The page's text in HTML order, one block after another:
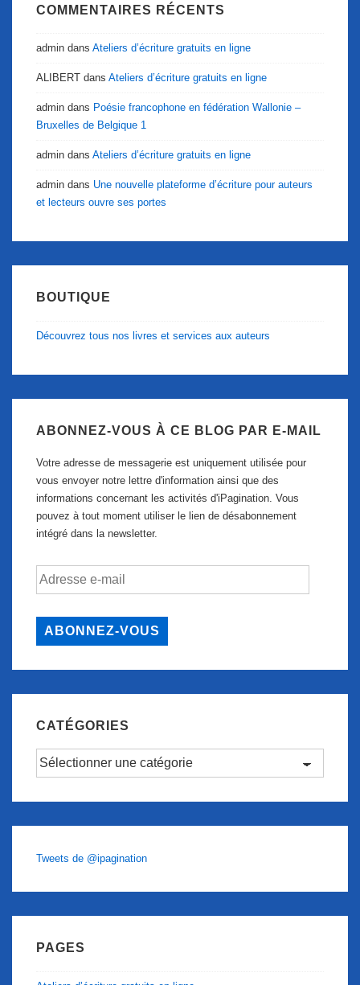
COMMENTAIRES RÉCENTS
admin dans Ateliers d’écriture gratuits en ligne
ALIBERT dans Ateliers d’écriture gratuits en ligne
admin dans Poésie francophone en fédération Wallonie –
Bruxelles de Belgique 1
admin dans Ateliers d’écriture gratuits en ligne
admin dans Une nouvelle plateforme d’écriture pour auteurs
et lecteurs ouvre ses portes
BOUTIQUE
Découvrez tous nos livres et services aux auteurs
ABONNEZ-VOUS À CE BLOG PAR E-MAIL
Votre adresse de messagerie est uniquement utilisée pour
vous envoyer notre lettre d'information ainsi que des
informations concernant les activités d'iPagination. Vous
pouvez à tout moment utiliser le lien de désabonnement
intégré dans la newsletter.
Adresse
ABONNEZ-VOUS
CATÉGORIES
Catégories
Tweets de @ipagination
PAGES